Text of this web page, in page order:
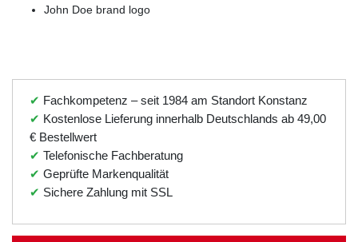
John Doe brand logo
✔ Fachkompetenz – seit 1984 am Standort Konstanz
✔ Kostenlose Lieferung innerhalb Deutschlands ab 49,00
€ Bestellwert
✔ Telefonische Fachberatung
✔ Geprüfte Markenqualität
✔ Sichere Zahlung mit SSL